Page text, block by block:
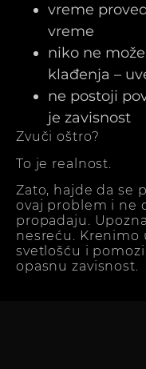
vreme
vreme
niko ne
klađenja –
ne postoji
je zavisnost
Zvuči oštro?
To je realnost.
Zato, hajde da se
ovaj problem i ne
propadaju.
nesreću. Krenimo
svetlošću i
opasnu zavisnost.